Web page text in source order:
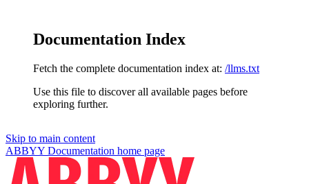
Documentation Index
Fetch the complete documentation index at: /llms.txt
Use this file to discover all available pages before
exploring further.
Skip to main content
ABBYY Documentation home page